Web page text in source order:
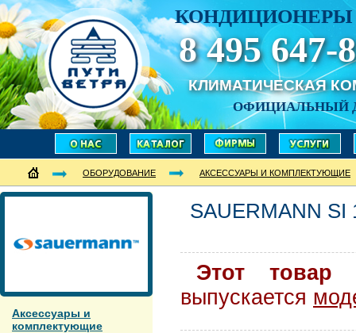
КОНДИЦИОНЕРЫ
8 495 647-
КЛИМАТИЧЕСКАЯ
ОФИЦИАЛЬНЫЙ
ОБОРУДОВАНИЕ АКСЕССУАРЫ И КОМПЛЕКТУЮЩИЕ
Аксессуары и
комплектующие
SAUERMANN SI
Этот товар
выпускается